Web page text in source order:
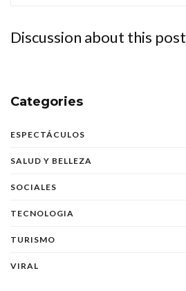
Discussion about this post
Categories
ESPECTÁCULOS
SALUD Y BELLEZA
SOCIALES
TECNOLOGIA
TURISMO
VIRAL